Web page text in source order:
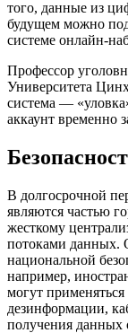
того, данные из
будущем можно
системе онлайн-
Профессор
Университета
система —
аккаунт временно
В долгосрочной
являются частью
жесткому
потоками данных.
национальной
например,
могут
дезинформации,
получения данных